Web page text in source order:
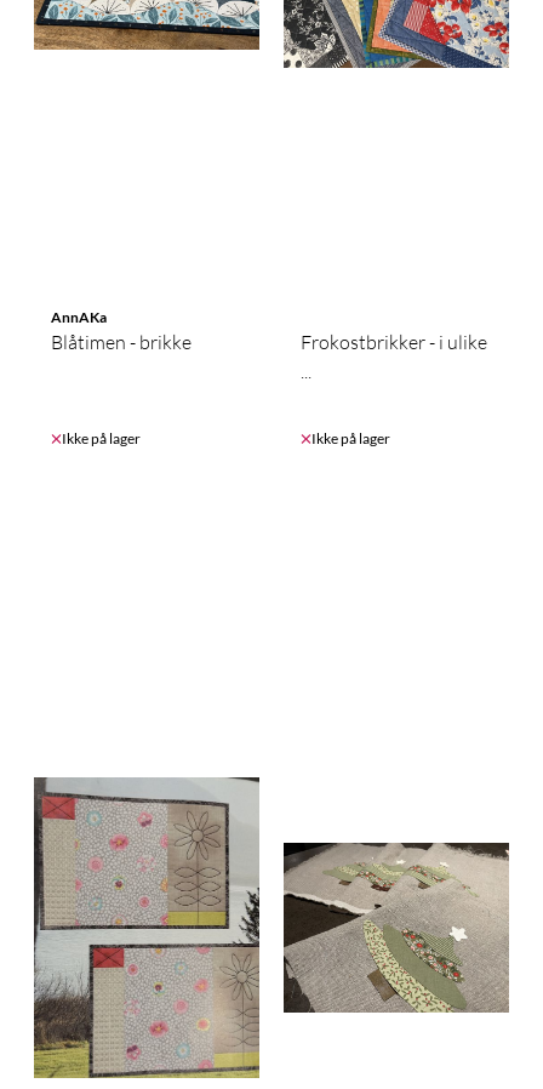
AnnAKa
Blåtimen - brikke
Ikke på lager
Frokostbrikker - i ulike
...
Ikke på lager